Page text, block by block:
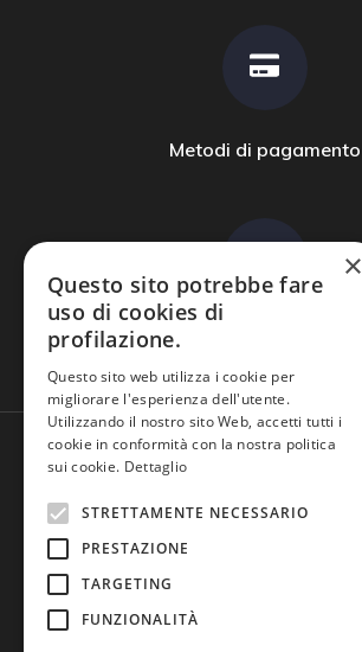
Metodi di pagamento
Domande frequenti
×
Questo sito potrebbe fare
uso di cookies di
profilazione.
Questo sito web utilizza i cookie per
migliorare l'esperienza dell'utente.
Utilizzando il nostro sito Web, accetti tutti i
cookie in conformità con la nostra politica
sui cookie. Dettaglio
STRETTAMENTE NECESSARIO
PRESTAZIONE
TARGETING
FUNZIONALITÀ